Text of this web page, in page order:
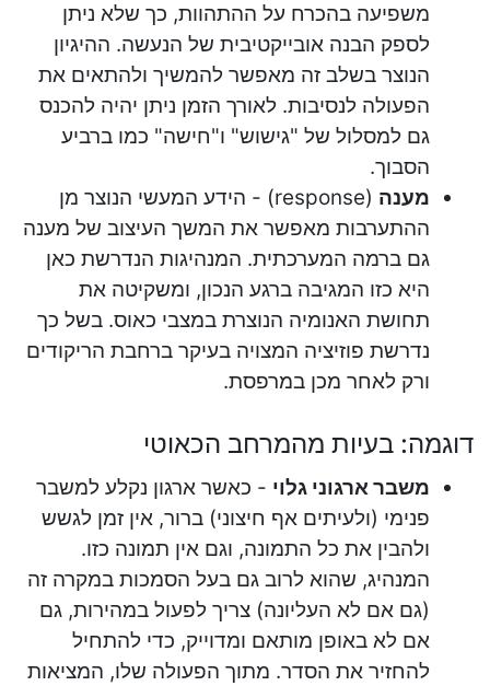
משפיעה בהכרח על ההתהוות, כך שלא ניתן
לספק הבנה אובייקטיבית של הנעשה. ההיגיון
הנוצר בשלב זה מאפשר להמשיך ולהתאים את
הפעולה לנסיבות. לאורך הזמן ניתן יהיה להכנס
גם למסלול של "גישוש" ו"חישה" כמו ברביע
הסבוך.
מענה
(response) - הידע המעשי הנוצר מן
ההתערבות מאפשר את המשך העיצוב של מענה
גם ברמה המערכתית. המנהיגות הנדרשת כאן
היא כזו המגיבה ברגע הנכון, ומשקיטה את
תחושת האנומיה הנוצרת במצבי כאוס. בשל כך
נדרשת פוזיציה המצויה בעיקר ברחבת הריקודים
ורק לאחר מכן במרפסת.
דוגמה: בעיות מהמרחב הכאוטי
משבר ארגוני גלוי - כאשר ארגון נקלע למשבר
פנימי (ולעיתים אף חיצוני) ברור, אין זמן לגשש
ולהבין את כל התמונה, וגם אין תמונה כזו.
המנהיג, שהוא לרוב גם בעל הסמכות במקרה זה
(גם אם לא העליונה) צריך לפעול במהירות, גם
אם לא באופן מותאם ומדוייק, כדי להתחיל
להחזיר את הסדר. מתוך הפעולה שלו, המציאות